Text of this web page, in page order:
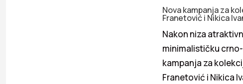
Nova kampanja za
Franetović i Nikica
Nakon niza
minimalističku
kampanja za
Franetović i Nikica